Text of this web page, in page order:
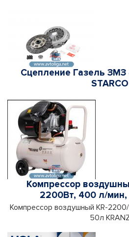
Сцепление Газель ЗМЗ
STARCO
Компрессор
2200Вт, 400 л/мин,
Компрессор воздушный KR-
50л